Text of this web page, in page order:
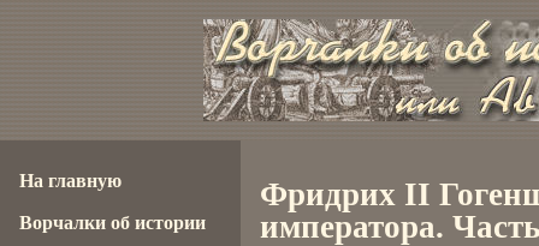
Фридрих II
императора.
На главную
Ворчалки об истории